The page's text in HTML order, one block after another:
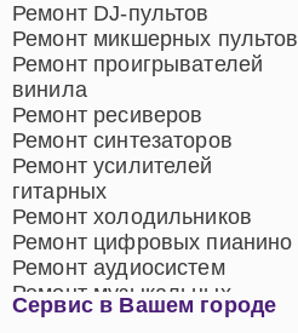
Сервис в Вашем городе
Ремонт DJ-пультов
Ремонт микшерных пультов
Ремонт проигрывателей
винила
Ремонт ресиверов
Ремонт синтезаторов
Ремонт усилителей
гитарных
Ремонт холодильников
Ремонт цифровых пианино
Ремонт аудиосистем
Ремонт музыкальных
центров